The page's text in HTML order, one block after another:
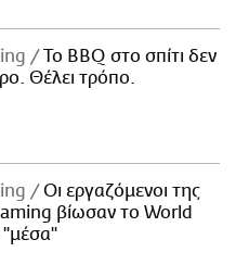
Το BBQ στο σπίτι δεν
Θέλει τρόπο.
Οι εργαζόμενοι της
βίωσαν το World